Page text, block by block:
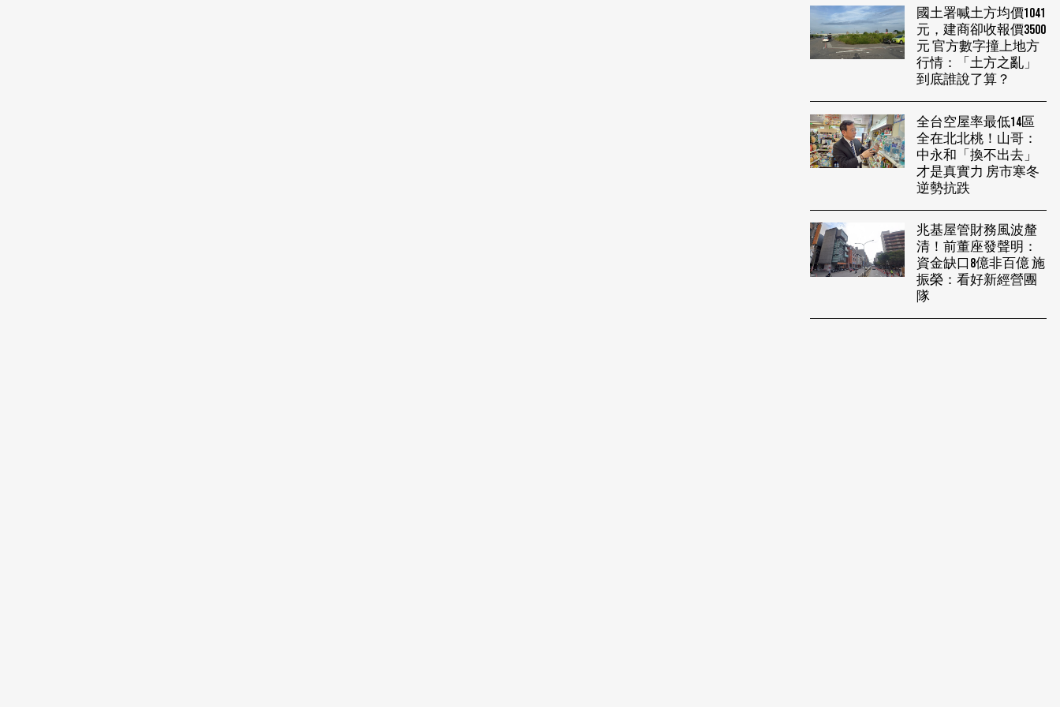
國土署喊土方均價1041
元，建商卻收報價3500
元 官方數字撞上地方
行情：「土方之亂」
到底誰說了算？
全台空屋率最低14區
全在北北桃！山哥：
中永和「換不出去」
才是真實力 房市寒冬
逆勢抗跌
兆基屋管財務風波釐
清！前董座發聲明：
資金缺口8億非百億 施
振榮：看好新經營團
隊